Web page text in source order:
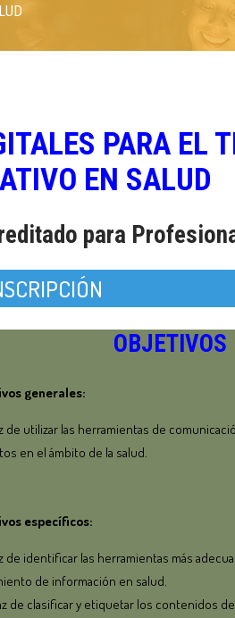
PARA EL
EN SALUD
para
OBJETIVOS
generales:
de utilizar las herramientas de
en el ámbito de la salud.
específicos:
de identificar las herramientas más
de información en salud.
de clasificar y etiquetar los contenidos